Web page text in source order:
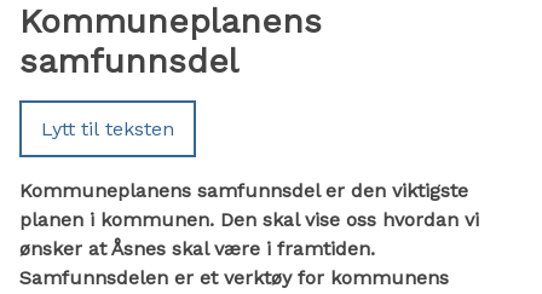
Kommuneplanens
samfunnsdel
Lytt til teksten
Kommuneplanens samfunnsdel er den viktigste
planen i kommunen. Den skal vise oss hvordan vi
ønsker at Åsnes skal være i framtiden.
Samfunnsdelen er et verktøy for kommunens